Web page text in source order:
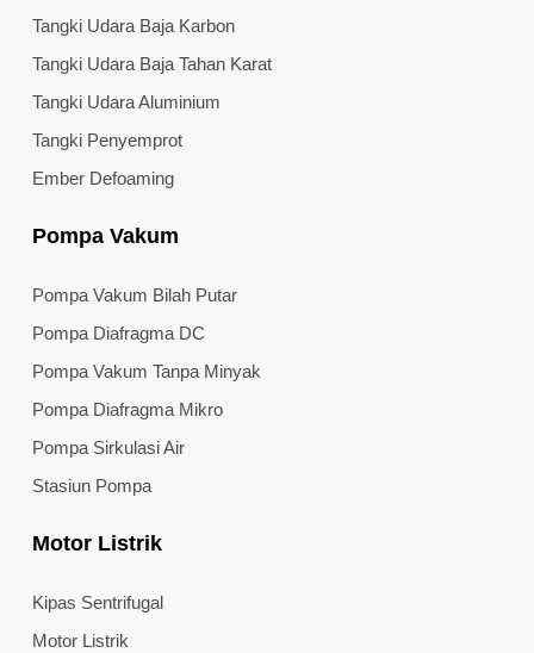
Tangki Udara Baja Karbon
Tangki Udara Baja Tahan Karat
Tangki Udara Aluminium
Tangki Penyemprot
Ember Defoaming
Pompa Vakum
Pompa Vakum Bilah Putar
Pompa Diafragma DC
Pompa Vakum Tanpa Minyak
Pompa Diafragma Mikro
Pompa Sirkulasi Air
Stasiun Pompa
Motor Listrik
Kipas Sentrifugal
Motor Listrik